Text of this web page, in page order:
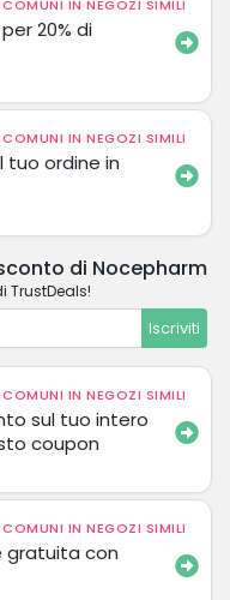
IN NEGOZI SIMILI
20% di
IN NEGOZI SIMILI
tuo ordine in
di Nocepharm
TrustDeals!
Iscriviti
IN NEGOZI SIMILI
sul tuo intero
coupon
IN NEGOZI SIMILI
gratuita con